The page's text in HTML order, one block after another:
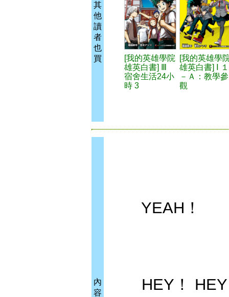
其
他
讀
者
也
買
[我的英雄學院
雄英白書] Ⅲ
宿舍生活24小
時 3
[我的英雄學
雄英白書] Ⅰ １
－Ａ：教學參
觀
內
容
YEAH！
HEY！ HEY